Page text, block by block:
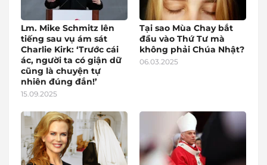
Lm. Mike Schmitz lên
tiếng sau vụ ám sát
Charlie Kirk: ‘Trước cái
ác, người ta có giận dữ
cũng là chuyện tự
nhiên đúng đắn!’
15.09.2025
Tại sao Mùa Chay bắt
đầu vào Thứ Tư mà
không phải Chúa Nhật?
06.03.2025